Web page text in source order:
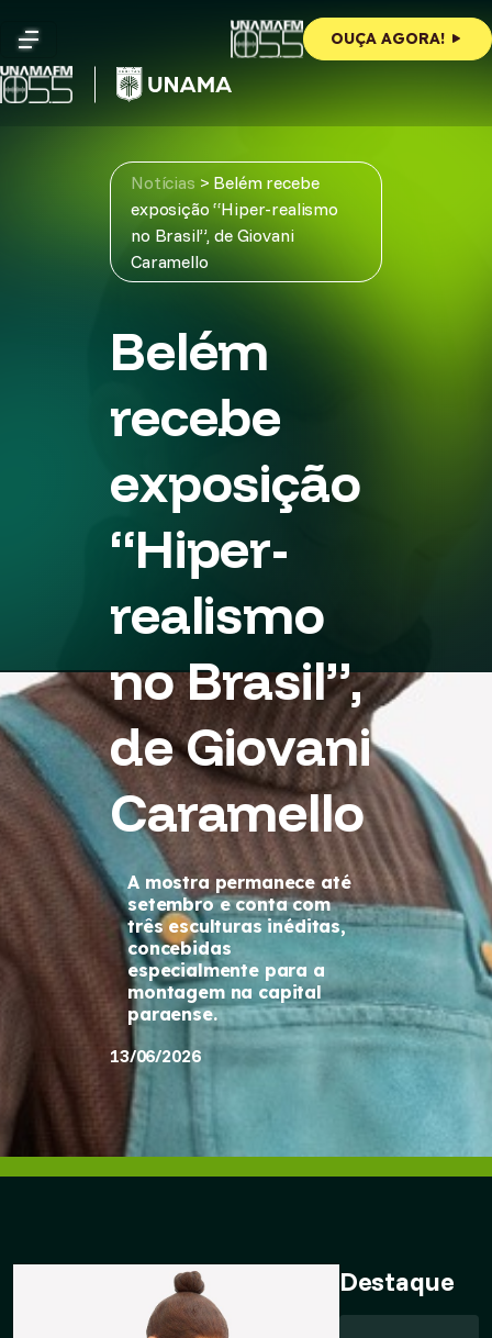
content
OUÇA AGORA!
Notícias > Belém recebe
exposição “Hiper-realismo
no Brasil”, de Giovani
Caramello
Belém
recebe
exposição
“Hiper-
realismo
no Brasil”,
de Giovani
Caramello
A mostra permanece até
setembro e conta com
três esculturas inéditas,
concebidas
especialmente para a
montagem na capital
paraense.
13/06/2026
Destaque